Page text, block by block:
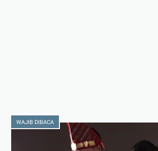
WAJIB DIBACA